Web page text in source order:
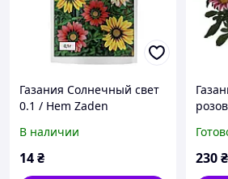
Газания Солнечный свет
0.1 / Hem Zaden
В наличии
14₴ 230₴